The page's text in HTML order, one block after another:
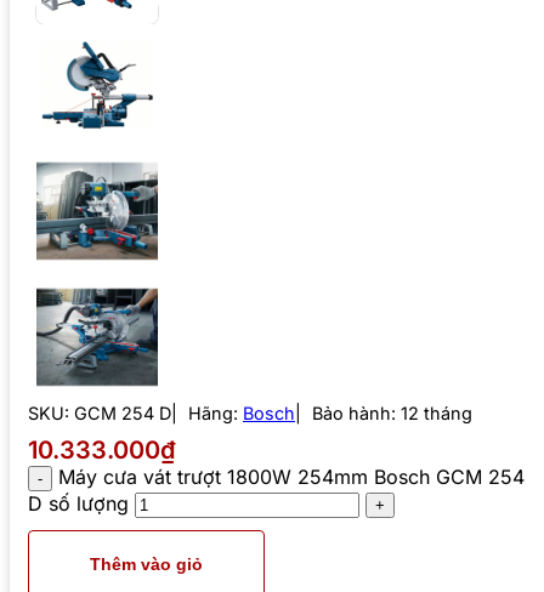
SKU: GCM 254 D Hãng: Bosch Bảo hành: 12 tháng
10.333.000₫
Máy cưa vát trượt 1800W 254mm Bosch GCM 254
D số lượng
Thêm vào giỏ